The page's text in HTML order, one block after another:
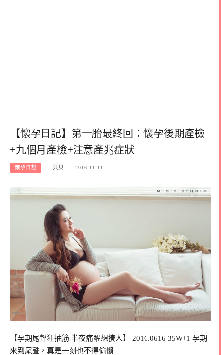
【懷孕日記】第一胎最終回：懷孕後期產檢
+九個月產檢+注意產兆症狀
懷孕日記 貝貝 2016-11-11
【孕期尾聲狂抽筋 半夜痛醒想揍人】 2016.0616 35W+1 孕期
來到尾聲，真是一刻也不得偷懶